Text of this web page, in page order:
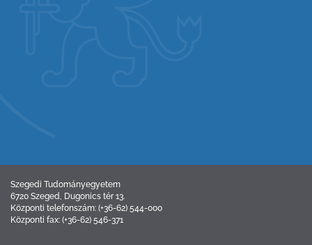
Szegedi Tudományegyetem
6720 Szeged, Dugonics tér 13.
Központi telefonszám: (+36-62) 544-000
Központi fax: (+36-62) 546-371